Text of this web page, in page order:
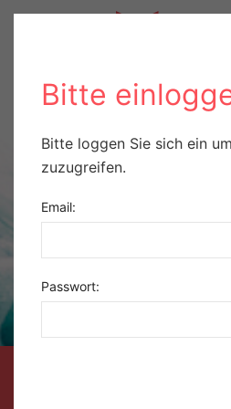
AUSZUG
Bitte
Bitte loggen Sie sich ein
zuzugreifen.
Email:
Passwort: